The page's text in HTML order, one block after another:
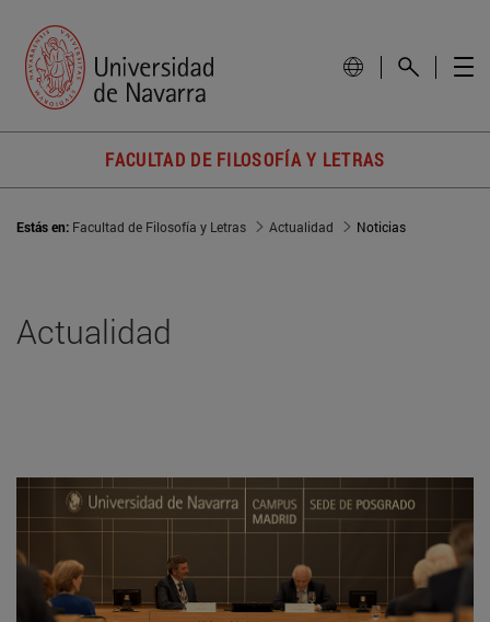
FACULTAD DE FILOSOFÍA Y LETRAS
Estás en: Facultad de Filosofía y Letras Actualidad Noticias
Actualidad